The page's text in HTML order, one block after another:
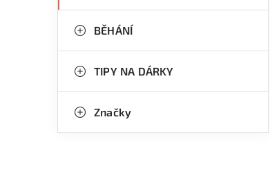
BĚHÁNÍ
TIPY NA DÁRKY
Značky